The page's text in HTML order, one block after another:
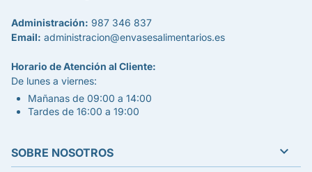
Administración: 987 346 837
Email: administracion@envasesalimentarios.es
Horario de Atención al Cliente:
De lunes a viernes:
Mañanas de 09:00 a 14:00
Tardes de 16:00 a 19:00
SOBRE NOSOTROS
